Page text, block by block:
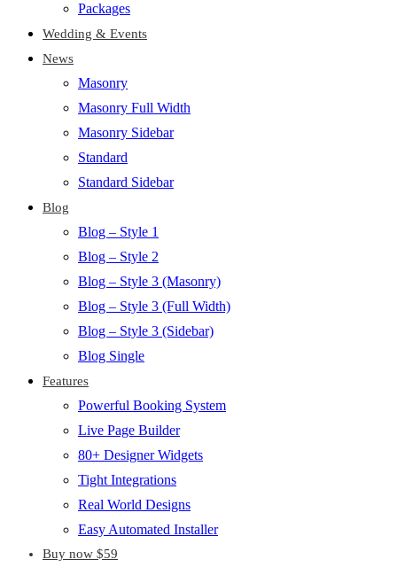
Packages
Wedding & Events
News
Masonry
Masonry Full Width
Masonry Sidebar
Standard
Standard Sidebar
Blog
Blog – Style 1
Blog – Style 2
Blog – Style 3 (Masonry)
Blog – Style 3 (Full Width)
Blog – Style 3 (Sidebar)
Blog Single
Features
Powerful Booking System
Live Page Builder
80+ Designer Widgets
Tight Integrations
Real World Designs
Easy Automated Installer
Buy now $59